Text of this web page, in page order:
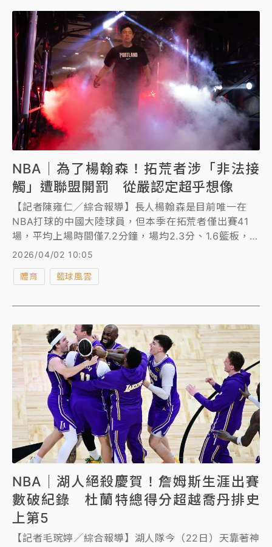
NBA｜為了楊翰森！拓荒者涉「非法接
觸」遭聯盟開罰 從嚴認定超乎想像
【記者陳雍仁／綜合報導】長人楊翰森是目前唯一在
NBA打球的中國大陸球員，但本季在拓荒者僅出賽41
場，平均上場時間僅7.2分鐘，場均2.3分、1.6籃板，
沒想到為了一個板凳球員，拓荒者竟涉嫌「非法接觸」
2026/04/02 10:05
體育 籃球風雲
NBA｜湖人絕殺慶賀！詹姆斯生涯出賽
數破紀錄 杜蘭特總得分超越喬丹排史
上第5
【記者毛琬婷／綜合報導】湖人隊今（22日）天靠著神